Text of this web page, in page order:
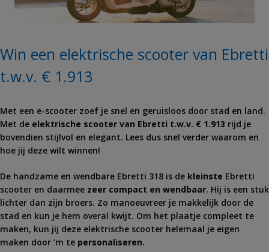
Win een elektrische scooter van Ebretti
t.w.v. € 1.913
Met een e-scooter zoef je snel en geruisloos door stad en land.
Met de elektrische scooter van Ebretti t.w.v. € 1.913 rijd je
bovendien stijlvol en elegant. Lees dus snel verder waarom en
hoe jij deze wilt winnen!
De handzame en wendbare Ebretti 318 is de kleinste Ebretti
scooter en daarmee zeer compact en wendbaar. Hij is een stuk
lichter dan zijn broers. Zo manoeuvreer je makkelijk door de
stad en kun je hem overal kwijt. Om het plaatje compleet te
maken, kun jij deze elektrische scooter helemaal je eigen
maken door ‘m te personaliseren.